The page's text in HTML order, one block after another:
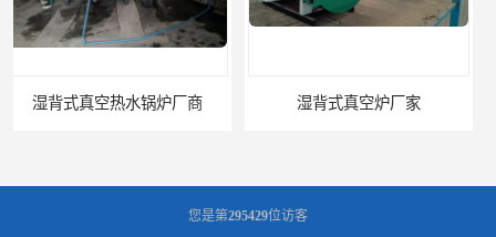
湿背式真空炉厂家
您是第295429位访客